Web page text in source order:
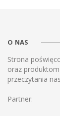
O NAS
Strona
oraz
przeczytania
Partner: